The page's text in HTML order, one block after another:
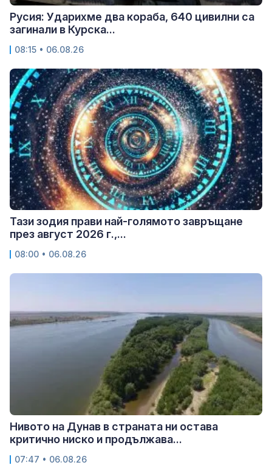
Русия: Ударихме два кораба, 640 цивилни са
загинали в Курска...
08:15 • 06.08.26
Тази зодия прави най-голямото завръщане
през август 2026 г.,...
08:00 • 06.08.26
Нивото на Дунав в страната ни остава
критично ниско и продължава...
07:47 • 06.08.26